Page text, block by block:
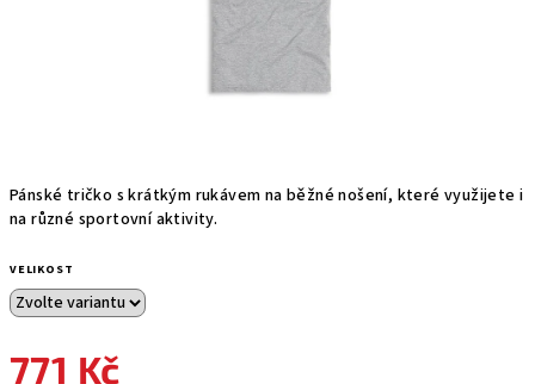
Pánské tričko s krátkým rukávem na běžné nošení, které využijete i
na různé sportovní aktivity.
VELIKOST
771 Kč